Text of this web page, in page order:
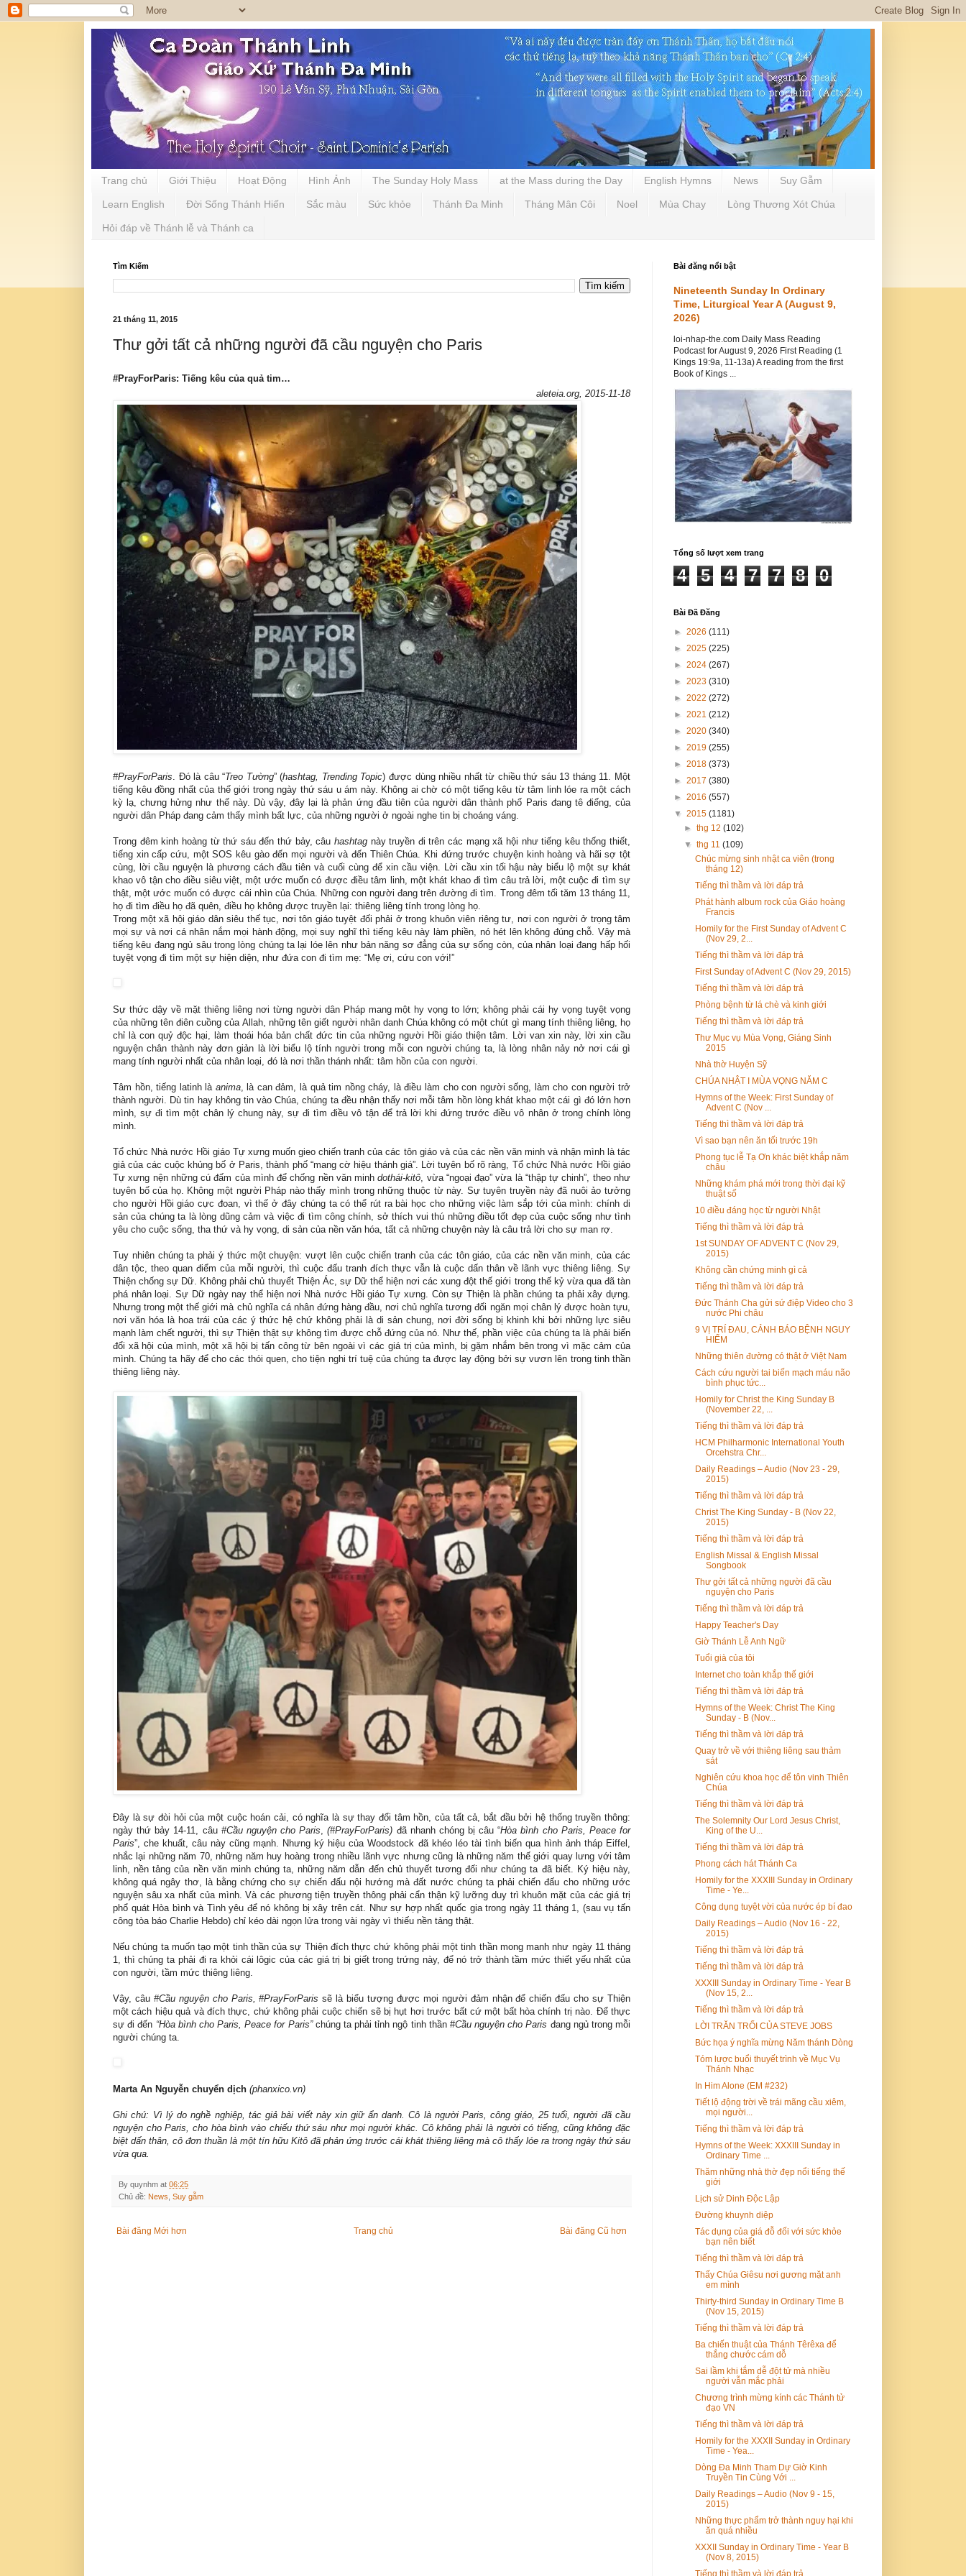
Trang chủ Giới Thiệu Hoạt Động Hình Ảnh The Sunday Holy Mass at the Mass during the Day English Hymns News Suy Gẫm
Learn English Đời Sống Thánh Hiến Sắc màu Sức khỏe Thánh Đa Minh Tháng Mân Côi Noel Mùa Chay Lòng Thương Xót Chúa
Hỏi đáp về Thánh lễ và Thánh ca
Tìm Kiếm
21 tháng 11, 2015
Thư gởi tất cả những người đã cầu nguyện cho Paris
#PrayForParis: Tiếng kêu của quả tim…
aleteia.org, 2015-11-18
#PrayForParis. Đó là câu “Treo Tường” (hashtag, Trending Topic) được dùng nhiều nhất từ chiều thứ sáu 13 tháng 11. Một
tiếng kêu đồng nhất của thế giới trong ngày thứ sáu u ám này. Không ai chờ có một tiếng kêu từ tâm linh lóe ra một cách
kỳ lạ, chưng hửng như thế này. Dù vậy, đây lại là phản ứng đầu tiên của người dân thành phố Paris đang tê điếng, của
người dân Pháp đang cảm thấy mình bất lực, của những người ở ngoài nghe tin bị choáng váng.
Trong đêm kinh hoàng từ thứ sáu đến thứ bảy, câu hashtagnày truyền đi trên các mạng xã hội như tiếng kêu thống thiết,
tiếng xin cấp cứu, một SOS kêu gào đến mọi người và đến Thiên Chúa. Khi đứng trước chuyện kinh hoàng và hãi sợ tột
cùng, lời cầu nguyện là phương cách đầu tiên và cuối cùng để xin cầu viện. Lời cầu xin tối hậu này biểu lộ một sự khát
khao vô tận cho điều siêu việt, một ước muốn có được điều tâm linh, một khát khao đi tìm câu trả lời, một cuộc đi tìm sự
thật, một ước muốn có được cái nhìn của Chúa. Những con người đang trên đường đi tìm. Trong đêm tối tăm 13 tháng 11,
họ đi tìm điều họ đã quên, điều họ không được truyền lại: thiêng liêng tính trong lòng họ.
Trong một xã hội giáo dân siêu thế tục, nơi tôn giáo tuyệt đối phải ở trong khuôn viên riêng tư, nơi con người ở trọng tâm
mọi sự và nơi cá nhân nắm mọi hành động, mọi suy nghĩ thì tiếng kêu này làm phiền, nó hét lên không đúng chỗ. Vậy mà
tiếng kêu đang ngủ sâu trong lòng chúng ta lại lóe lên như bản năng sơ đẳng của sự sống còn, của nhân loại đang hấp hối
tuyệt vọng đi tìm một sự hiện diện, như đứa con đi tìm mẹ: “Mẹ ơi, cứu con với!”
Sự thức dậy về mặt thiêng liêng nơi từng người dân Pháp mang một hy vọng to lớn; không phải cái hy vọng tuyệt vọng
của những tên điên cuồng của Allah, những tên giết người nhân danh Chúa không có một chút gì mang tính thiêng liêng, họ
chỉ là con quỷ độc hại, làm thoái hóa bản chất đức tin của những người Hồi giáo thiện tâm. Lời van xin này, lời xin cầu
nguyện chân thành này đơn giản là lời biểu lộ tính người trong mỗi con người chúng ta, là lòng nhân nảy nở nơi cái gì
mang tính người nhất của nhân loại, đó là nơi thần thánh nhất: tâm hồn của con người.
Tâm hồn, tiếng latinh là anima, là can đảm, là quả tim nồng cháy, là điều làm cho con người sống, làm cho con người trở
thành người. Dù tin hay không tin vào Chúa, chúng ta đều nhận thấy nơi mỗi tâm hồn lòng khát khao một cái gì đó lớn hơn
mình, sự đi tìm một chân lý chung này, sự đi tìm điều vô tận để trả lời khi đứng trước điều vô nhân ở trong chính lòng
mình.
Tổ chức Nhà nước Hồi giáo Tự xưng muốn gieo chiến tranh của các tôn giáo và của các nền văn minh và nhận mình là tác
giả của các cuộc khủng bố ở Paris, thành phố “mang cờ hiệu thánh giá”. Lời tuyên bố rõ ràng, Tổ chức Nhà nước Hồi giáo
Tự xưng nện những cú đấm của mình để chống nền văn minhdothái-kitô, vừa “ngoại đạo” vừa là “thập tự chinh”, theo như
tuyên bố của họ. Không một người Pháp nào thấy mình trong những thuộc từ này. Sự tuyên truyền này đã nuôi ảo tưởng
cho người Hồi giáo cực đoan, vì thế ở đây chúng ta có thể rút ra bài học cho những việc làm sắp tới của mình: chính di
sản của chúng ta là lòng dũng cảm và việc đi tìm công chính, sở thích vui thú những điều tốt đẹp của cuộc sống như tình
yêu cho cuộc sống, tha thứ và hy vọng, di sản của nền văn hóa, tất cả những chuyện này là câu trả lời cho sự man rợ.
Tuy nhiên chúng ta phải ý thức một chuyện: vượt lên cuộc chiến tranh của các tôn giáo, của các nền văn minh, của các
dân tộc, theo quan điểm của mỗi người, thì cuộc đấu tranh đích thực vẫn là cuộc dấn thân về lãnh vực thiêng liêng. Sự
Thiện chống sự Dữ. Không phải chủ thuyết Thiện Ác, sự Dữ thể hiện nơi các xung đột thế giới trong thế kỷ vừa qua đã tàn
phá nhân loại. Sự Dữ ngày nay thể hiện nơi Nhà nước Hồi giáo Tự xưng. Còn sự Thiện là phần chúng ta phải xây dựng.
Nhưng trong một thế giới mà chủ nghĩa cá nhân đứng hàng đầu, nơi chủ nghĩa tương đối ngăn mọi chân lý được hoàn tựu,
nơi văn hóa là hoa trái của các ý thức hệ chứ không phải là di sản chung, nơi đời sống bị khinh khi bởi những lực siêu
mạnh làm chết người, thì sự Thiện thật sự không tìm được chỗ đứng của nó. Như thế, phần việc của chúng ta là phải biến
đổi xã hội của mình, một xã hội bị tấn công từ bên ngoài vì các giá trị của mình, bị gặm nhắm bên trong vì mặc cảm của
mình. Chúng ta hãy để cho các thói quen, cho tiện nghi trí tuệ của chúng ta được lay động bởi sự vươn lên trong tinh thần
thiêng liêng này.
Đây là sự đòi hỏi của một cuộc hoán cải, có nghĩa là sự thay đổi tâm hồn, của tất cả, bắt đầu bởi hệ thống truyền thông:
ngày thứ bảy 14-11, câu #Cầu nguyện cho Paris,(#PrayForParis) đã nhanh chóng bị câu “Hòa bình cho Paris, Peace for
Paris”, che khuất, câu này cũng mạnh. Nhưng ký hiệu của Woodstock đã khéo léo tài tình biến qua hình ảnh tháp Eiffel,
nhắc lại những năm 70, những năm huy hoàng trong nhiều lãnh vực nhưng cũng là những năm thế giới quay lưng với tâm
linh, nền tảng của nền văn minh chúng ta, những năm dẫn đến chủ thuyết tương đối như chúng ta đã biết. Ký hiệu này,
không quá ngây thơ, là bằng chứng cho sự chiến đấu nội hướng mà đất nước chúng ta phải chiến đấu cho những ước
nguyện sâu xa nhất của mình. Và các phương tiện truyền thông phải cẩn thận kỹ lưỡng duy trì khuôn mặt của các giá trị
phổ quát Hòa bình và Tình yêu để nó không bị xây trên cát. Như sự hợp nhất quốc gia trong ngày 11 tháng 1, (sau vụ tấn
công tòa báo Charlie Hebdo) chỉ kéo dài ngọn lửa trong vài ngày vì thiếu nền tảng thật.
Nếu chúng ta muốn tạo một tinh thần của sự Thiện đích thực chứ không phải một tinh thần mong manh như ngày 11 tháng
1, thì chúng ta phải đi ra khỏi cái lôgic của các giá trị bị giết trong trứng này, để nó trở thành tầm mức thiết yếu nhất của
con người, tầm mức thiêng liêng.
Vậy, câu #Cầu nguyện cho Paris, #PrayForParis sẽ là biểu tượng được mọi người đảm nhận để chiến đấu cho sự Thiện
một cách hiệu quả và đích thực, chứ không phải cuộc chiến sẽ bị hụt hơi trước bất cứ một bất hòa chính trị nào. Để thực
sự đi đến “Hòa bình cho Paris, Peace for Paris”chúng ta phải tỉnh ngộ tinh thần #Cầu nguyện cho Paris đang ngủ trong mỗi
người chúng ta.
Marta An Nguyễn chuyển dịch (phanxico.vn)
Ghi chú: Vì lý do nghề nghiệp, tác giả bài viết này xin giữ ẩn danh. Cô là người Paris, công giáo, 25 tuổi, người đã cầu
nguyện cho Paris, cho hòa bình vào chiếu thứ sáu như mọi người khác. Cô không phải là người có tiếng, cũng không đặc
biệt dấn thân, cô đơn thuần là một tín hữu Kitô đã phản ứng trước cái khát thiêng liêng mà cô thấy lóe ra trong ngày thứ sáu
vừa qua.
By quynhm at 06:25
Chủ đề: News Suy gẫm
Bài đăng Mới hơn Bài đăng Cũ hơn
Trang chủ
Bài đăng nổi bật
Nineteenth Sunday In Ordinary
Time, Liturgical Year A (August 9,
2026)
loi-nhap-the.com Daily Mass Reading
Podcast for August 9, 2026 First Reading (1
Kings 19:9a, 11-13a) A reading from the first
Book of Kings ...
Tổng số lượt xem trang
4 5 4 7 7 8 0
Bài Đã Đăng
► 2026 (111)
► 2025 (225)
► 2024 (267)
► 2023 (310)
► 2022 (272)
► 2021 (212)
► 2020 (340)
► 2019 (255)
► 2018 (373)
► 2017 (380)
► 2016 (557)
▼ 2015 (1181)
►thg 12(102)
▼thg 11(109)
Chúc mừng sinh nhật ca viên (trong
tháng 12)
Tiếng thì thầm và lời đáp trả
Phát hành album rock của Giáo hoàng
Francis
Homily for the First Sunday of Advent C
(Nov 29, 2...
Tiếng thì thầm và lời đáp trả
First Sunday of Advent C (Nov 29, 2015)
Tiếng thì thầm và lời đáp trả
Phòng bệnh từ lá chè và kinh giới
Tiếng thì thầm và lời đáp trả
Thư Mục vụ Mùa Vọng, Giáng Sinh
2015
Nhà thờ Huyện Sỹ
CHÚA NHẬT I MÙA VỌNG NĂM C
Hymns of the Week: First Sunday of
Advent C (Nov ...
Tiếng thì thầm và lời đáp trả
Vì sao bạn nên ăn tối trước 19h
Phong tục lễ Tạ Ơn khác biệt khắp năm
châu
Những khám phá mới trong thời đại kỹ
thuật số
10 điều đáng học từ người Nhật
Tiếng thì thầm và lời đáp trả
1st SUNDAY OF ADVENT C (Nov 29,
2015)
Không cần chứng minh gì cả
Tiếng thì thầm và lời đáp trả
Đức Thánh Cha gửi sứ điệp Video cho 3
nước Phi châu
9 VỊ TRÍ ĐAU, CẢNH BÁO BỆNH NGUY
HIỂM
Những thiên đường có thật ở Việt Nam
Cách cứu người tai biến mạch máu não
bình phục tức...
Homily for Christ the King Sunday B
(November 22, ...
Tiếng thì thầm và lời đáp trả
HCM Philharmonic International Youth
Orcehstra Chr...
Daily Readings – Audio (Nov 23 - 29,
2015)
Tiếng thì thầm và lời đáp trả
Christ The King Sunday - B (Nov 22,
2015)
Tiếng thì thầm và lời đáp trả
English Missal & English Missal
Songbook
Thư gởi tất cả những người đã cầu
nguyện cho Paris
Tiếng thì thầm và lời đáp trả
Happy Teacher's Day
Giờ Thánh Lễ Anh Ngữ
Tuổi già của tôi
Internet cho toàn khắp thế giới
Tiếng thì thầm và lời đáp trả
Hymns of the Week: Christ The King
Sunday - B (Nov...
Tiếng thì thầm và lời đáp trả
Quay trở về với thiêng liêng sau thảm
sát
Nghiên cứu khoa học để tôn vinh Thiên
Chúa
Tiếng thì thầm và lời đáp trả
The Solemnity Our Lord Jesus Christ,
King of the U...
Tiếng thì thầm và lời đáp trả
Phong cách hát Thánh Ca
Homily for the XXXIII Sunday in Ordinary
Time - Ye...
Công dụng tuyệt vời của nước ép bí đao
Daily Readings – Audio (Nov 16 - 22,
2015)
Tiếng thì thầm và lời đáp trả
Tiếng thì thầm và lời đáp trả
XXXIII Sunday in Ordinary Time - Year B
(Nov 15, 2...
Tiếng thì thầm và lời đáp trả
LỜI TRĂN TRỐI CỦA STEVE JOBS
Bức họa ý nghĩa mừng Năm thánh Dòng
Tóm lược buổi thuyết trình về Mục Vụ
Thánh Nhạc
In Him Alone (EM #232)
Tiết lộ động trời về trái mãng cầu xiêm,
mọi người...
Tiếng thì thầm và lời đáp trả
Hymns of the Week: XXXIII Sunday in
Ordinary Time ...
Thăm những nhà thờ đẹp nổi tiếng thế
giới
Lịch sử Dinh Độc Lập
Đường khuynh diệp
Tác dụng của giá đỗ đối với sức khỏe
bạn nên biết
Tiếng thì thầm và lời đáp trả
Thấy Chúa Giêsu nơi gương mặt anh
em mình
Thirty-third Sunday in Ordinary Time B
(Nov 15, 2015)
Tiếng thì thầm và lời đáp trả
Ba chiến thuật của Thánh Têrêxa để
thắng chước cám dỗ
Sai lầm khi tắm dễ đột tử mà nhiều
người vẫn mắc phải
Chương trình mừng kính các Thánh tử
đạo VN
Tiếng thì thầm và lời đáp trả
Homily for the XXXII Sunday in Ordinary
Time - Yea...
Dòng Đa Minh Tham Dự Giờ Kinh
Truyền Tin Cùng Với ...
Daily Readings – Audio (Nov 9 - 15,
2015)
Những thực phẩm trở thành nguy hại khi
ăn quá nhiều
XXXII Sunday in Ordinary Time - Year B
(Nov 8, 2015)
Tiếng thì thầm và lời đáp trả